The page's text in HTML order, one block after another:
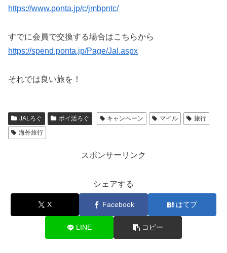
https://www.ponta.jp/c/jmbpntc/
すでに会員で交換する場合はこちらから
https://spend.ponta.jp/Page/Jal.aspx
それでは良い旅を！
JALろぐ ポイ活ろぐ キャンペーン マイル
旅行
海外旅行
スポンサーリンク
シェアする
X Facebook はてブ
LINE コピー